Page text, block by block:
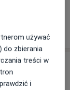
używać
do zbierania
treści w
i